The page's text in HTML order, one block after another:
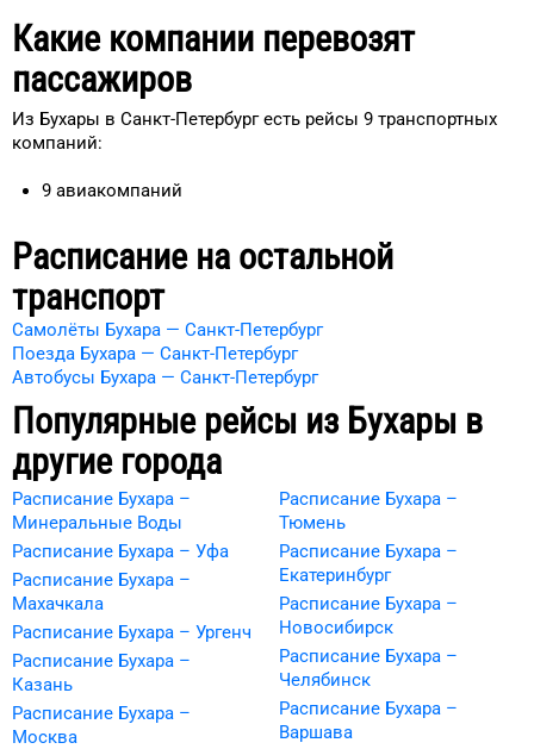
Какие компании перевозят
пассажиров
Из Бухары в Санкт-Петербург есть рейсы 9 транспортных
компаний:
9 авиакомпаний
Расписание на остальной
транспорт
Самолёты Бухара — Санкт-Петербург
Поезда Бухара — Санкт-Петербург
Автобусы Бухара — Санкт-Петербург
Популярные рейсы из Бухары в
другие города
Расписание Бухара –
Минеральные Воды
Расписание Бухара – Уфа
Расписание Бухара –
Махачкала
Расписание Бухара – Ургенч
Расписание Бухара –
Казань
Расписание Бухара –
Москва
Расписание Бухара –
Тюмень
Расписание Бухара –
Екатеринбург
Расписание Бухара –
Новосибирск
Расписание Бухара –
Челябинск
Расписание Бухара –
Варшава